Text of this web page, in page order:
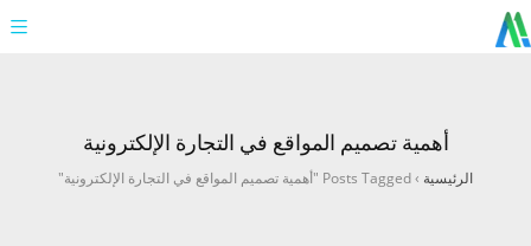
أهمية تصميم المواقع في التجارة الإلكترونية
الرئيسية ›Posts Tagged "أهمية تصميم المواقع في التجارة الإلكترونية"